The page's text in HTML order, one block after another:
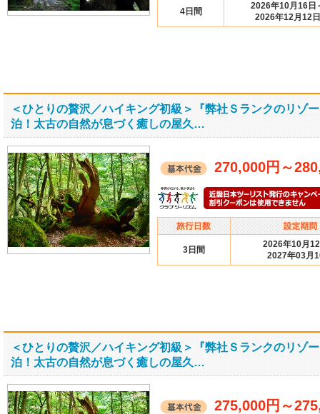
4日間
2026年10月16日
2026年12月12日
＜ひとりの贅沢／ハイキング初級＞『弊社Ｓランクのリゾ
泊！太古の自然が息づく癒しの屋久…
270,000円 ～
3日間
2026年10月
2027年03月
＜ひとりの贅沢／ハイキング初級＞『弊社Ｓランクのリゾ
泊！太古の自然が息づく癒しの屋久…
275,000円 ～